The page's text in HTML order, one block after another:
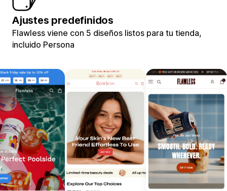
Ajustes predefinidos
Flawless viene con 5 diseños listos para tu tienda,
incluido Persona